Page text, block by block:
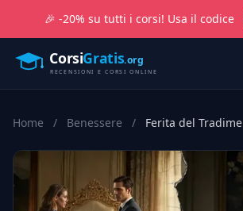
🎉 -20% su tutti i corsi! Usa il codice
Home / Benessere / Ferita del